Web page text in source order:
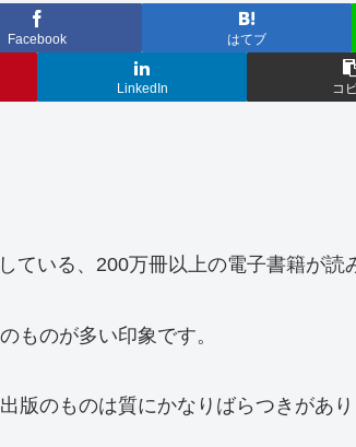
Facebook はてブ
LinkedIn コ
ている、200万冊以上の電子書籍が読
ものが多い印象です。
版のものは質にかなりばらつきがあり